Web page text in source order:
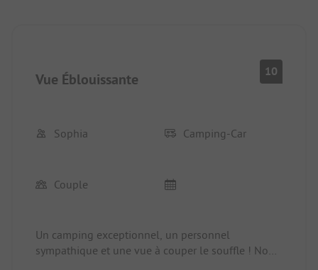
Vue Éblouissante 10
Sophia Camping-Car
Couple
Un camping exceptionnel, un personnel
sympathique et une vue à couper le souffle ! Nous